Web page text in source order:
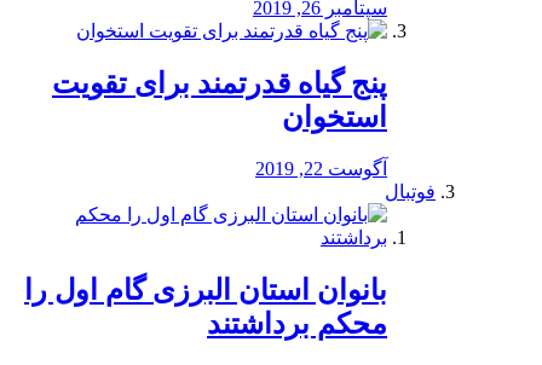
سپتامبر 26, 2019
پنج گیاه قدرتمند برای تقویت
استخوان
آگوست 22, 2019
فوتبال
بانوان استان البرزی گام اول را
محكم برداشتند